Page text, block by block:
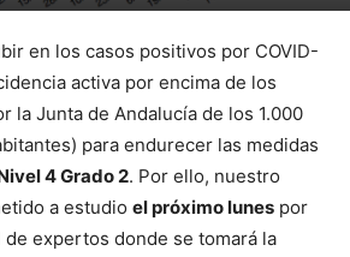
en los casos positivos por COVID-
activa por encima de los
la Junta de Andalucía de los 1.000
para endurecer las medidas
4 Grado 2. Por ello, nuestro
a estudio el próximo lunes por
expertos donde se tomará la